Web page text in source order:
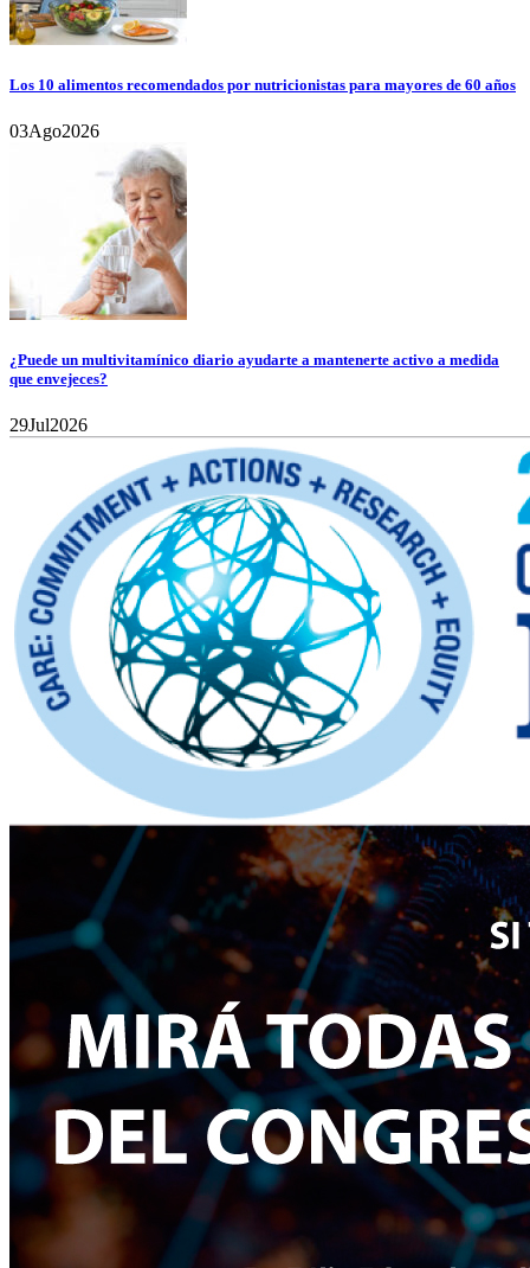
Los 10 alimentos recomendados por nutricionistas para mayores de 60 años
03Ago2026
¿Puede un multivitamínico diario ayudarte a mantenerte activo a medida
que envejeces?
29Jul2026